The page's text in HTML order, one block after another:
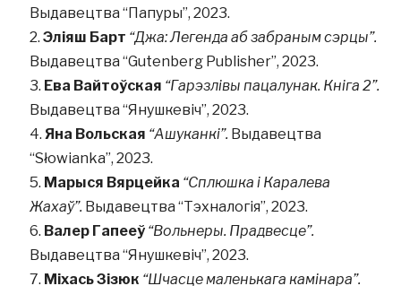
Выдавецтва “Папуры”, 2023.
Эліяш Барт “Джа: Легенда аб забраным сэрцы”.
Выдавецтва “Gutenberg Publisher”, 2023.
Ева Вайтоўская “Гарэзлівы пацалунак. Кніга 2”.
Выдавецтва “Янушкевіч”, 2023.
Яна Вольская “Ашуканкі”. Выдавецтва
“Słowianka”, 2023.
Марыся Вярцейка “Сплюшка і Каралева
Жахаў”. Выдавецтва “Тэхналогія”, 2023.
Валер Гапееў “Вольнеры. Прадвесце”.
Выдавецтва “Янушкевіч”, 2023.
Міхась Зізюк “Шчасце маленькага камінара”.